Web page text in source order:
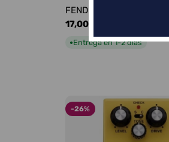
FENDER LOGO
Precio
habitual
17,00 €
●Entrega en 1-2 días
-26%